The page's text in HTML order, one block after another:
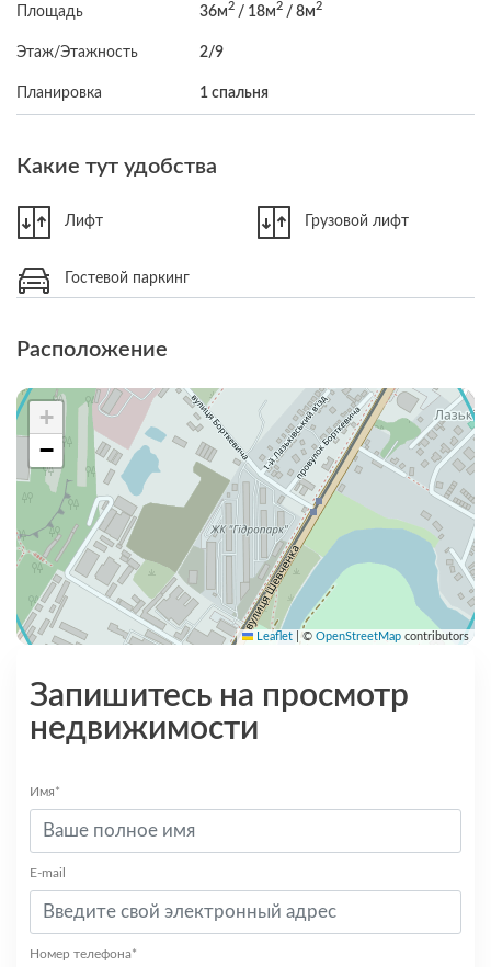
Площадь 36м2 / 18м2 / 8м2
Этаж/Этажность 2/9
Планировка 1 спальня
Какие тут удобства
Лифт Грузовой лифт
Гостевой паркинг
Расположение
+
−
Leaflet © OpenStreetMap contributors
Запишитесь на просмотр
недвижимости
Имя*
E-mail
Номер телефона*